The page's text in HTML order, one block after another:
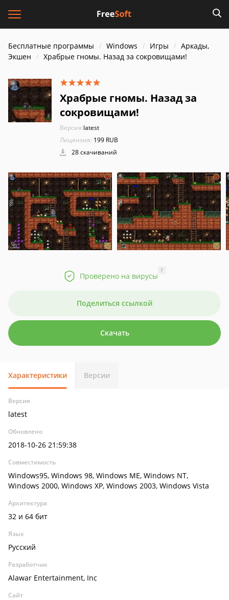
Бесплатные программы Windows Игры
Аркады,
Экшен
Храбрые гномы. Назад за сокровищами!
Храбрые гномы. Назад за
сокровищами!
Версия:latest
Лицензия: 199 RUB
28 скачиваний
Проверено на вирусы
?
Поделиться ссылкой
Скачать
Характеристики Версии
Версия
latest
Обновлено
2018-10-26 21:59:38
Совместимость
Windows95, Windows 98, Windows ME, Windows NT,
Windows 2000, Windows XP, Windows 2003, Windows Vista
Архитектура
32 и 64 бит
Язык
Русский
Разработчик
Alawar Entertainment, Inc
Сайт